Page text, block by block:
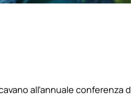
all’annuale conferenza